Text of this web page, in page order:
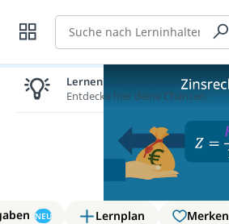
Suche
NEU Lernplan Merken
Lernen lohnt sich!
Entdecke hier deine Chancen.